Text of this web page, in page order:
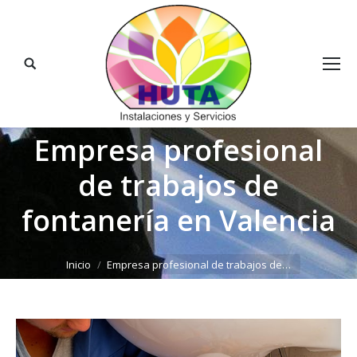
Buscar:
Empresa profesional
de trabajos de
fontanería en Valencia
Inicio Empresa profesional de trabajos de…